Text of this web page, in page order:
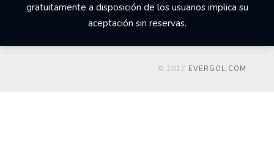
gratuitamente a disposición de los usuarios implica su
aceptación sin reservas.
© 2017 EVERGOL.COM